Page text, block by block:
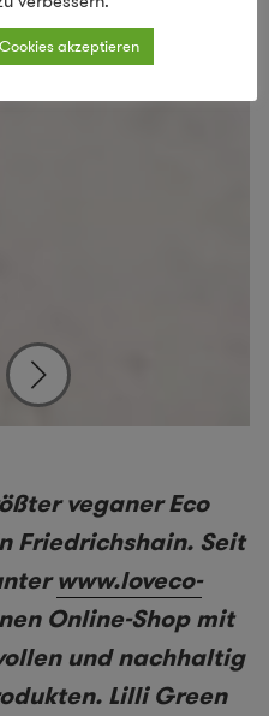
veganer Eco
Friedrichshain. Seit
www.loveco-
Online-Shop mit
und nachhaltig
Lilli Green
akzeptieren